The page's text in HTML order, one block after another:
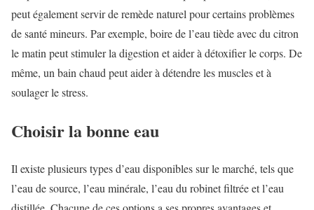
peut également servir de remède naturel pour certains problèmes
de santé mineurs. Par exemple, boire de l’eau tiède avec du citron
le matin peut stimuler la digestion et aider à détoxifier le corps. De
même, un bain chaud peut aider à détendre les muscles et à
soulager le stress.
Choisir la bonne eau
Il existe plusieurs types d’eau disponibles sur le marché, tels que
l’eau de source, l’eau minérale, l’eau du robinet filtrée et l’eau